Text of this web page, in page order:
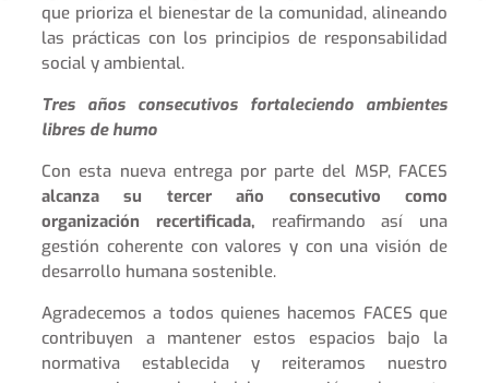
que prioriza el bienestar de la comunidad, alineando
las prácticas con los principios de responsabilidad
social y ambiental.
Tres años consecutivos fortaleciendo ambientes
libres de humo
Con esta nueva entrega por parte del MSP, FACES
alcanza su tercer año consecutivo como
organización recertificada, reafirmando así una
gestión coherente con valores y con una visión de
desarrollo humana sostenible.
Agradecemos a todos quienes hacemos FACES que
contribuyen a mantener estos espacios bajo la
normativa establecida y reiteramos nuestro